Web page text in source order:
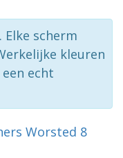
scherm
kleuren
echt
Worsted 8